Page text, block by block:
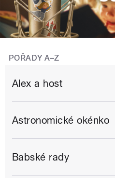
POŘADY A–Z
Alex a host
Astronomické okénko
Babské rady